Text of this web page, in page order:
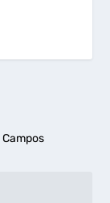
Campos